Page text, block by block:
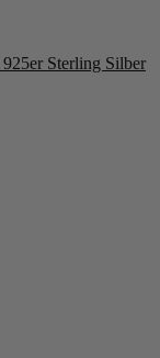
Sterling Silber